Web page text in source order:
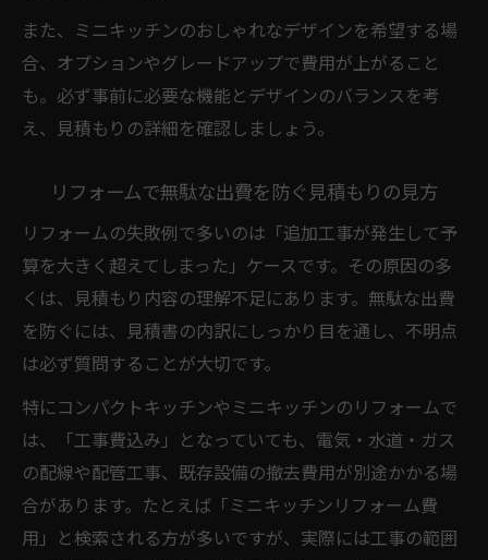
また、ミニキッチンのおしゃれなデザインを希望する場
合、オプションやグレードアップで費用が上がること
も。必ず事前に必要な機能とデザインのバランスを考
え、見積もりの詳細を確認しましょう。
リフォームで無駄な出費を防ぐ見積もりの見方
リフォームの失敗例で多いのは「追加工事が発生して予
算を大きく超えてしまった」ケースです。その原因の多
くは、見積もり内容の理解不足にあります。無駄な出費
を防ぐには、見積書の内訳にしっかり目を通し、不明点
は必ず質問することが大切です。
特にコンパクトキッチンやミニキッチンのリフォームで
は、「工事費込み」となっていても、電気・水道・ガス
の配線や配管工事、既存設備の撤去費用が別途かかる場
合があります。たとえば「ミニキッチンリフォーム費
用」と検索される方が多いですが、実際には工事の範囲